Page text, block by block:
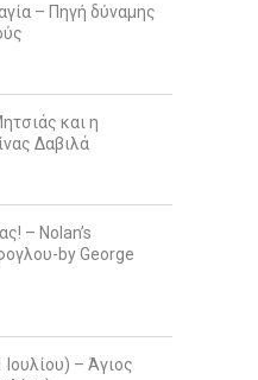
– Πηγή δύναμης
και η
Δαβιλά
– Nolan’s
by George
– Άγιος